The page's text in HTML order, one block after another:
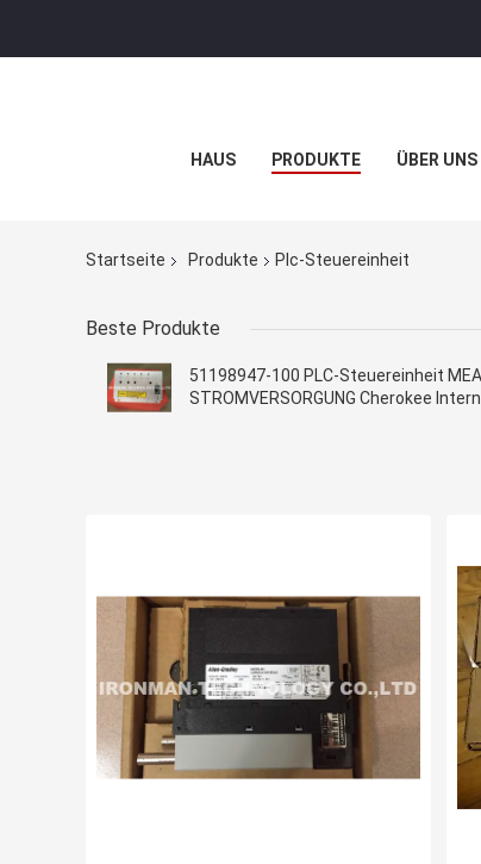
HAUS PRODUKTE ÜBER UNS
Startseite Produkte Plc-Steuereinheit
Beste Produkte
51198947-100 PLC-Steuereinheit
STROMVERSORGUNG Cherokee